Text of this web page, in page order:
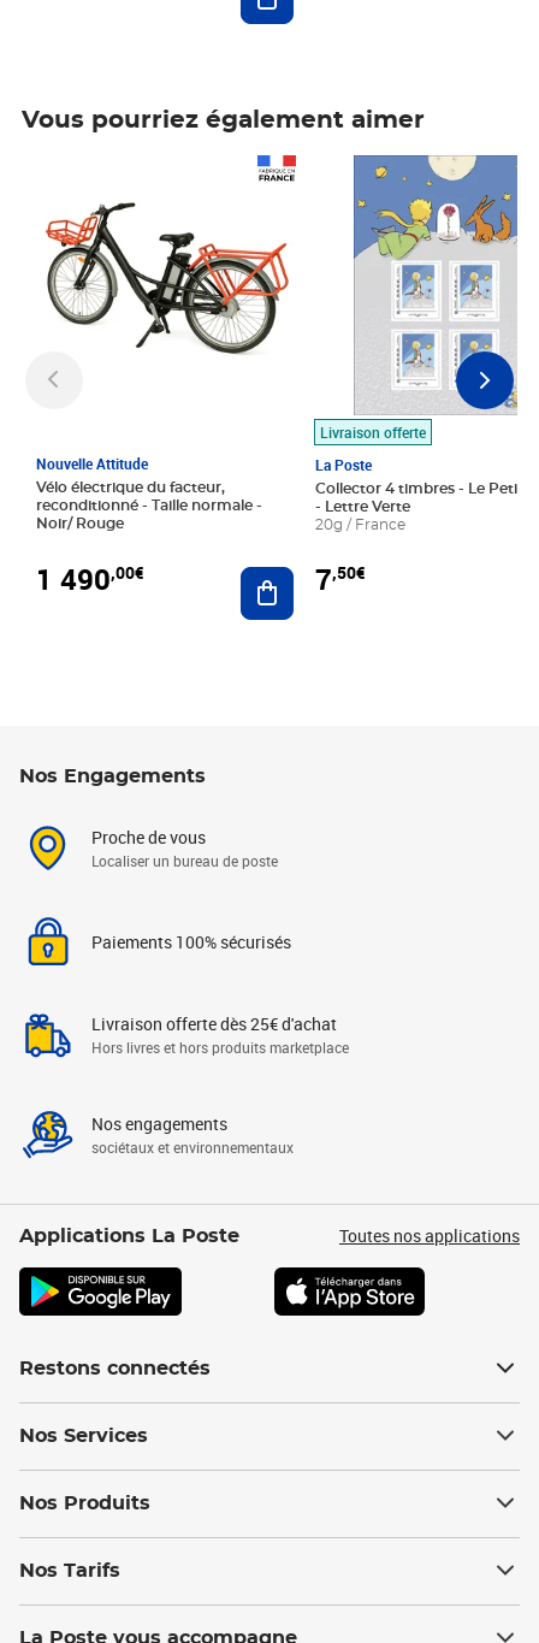
Vous pourriez également aimer
Nouvelle Attitude
Vélo électrique du facteur,
reconditionné - Taille normale -
Noir/ Rouge
1 490,00€ Ajouter au panier
Livraison offerte
La Poste
Collector 4 timbres - Le Petit
- Lettre Verte
20g / France
7,50€
Prix 7,50€
Nos Engagements
Proche de vous
Localiser un bureau de poste
Paiements 100% sécurisés
Livraison offerte dès 25€ d'achat
Hors livres et hors produits marketplace
Nos engagements
sociétaux et environnementaux
Applications La Poste Toutes nos applications
Restons connectés
Nos Services
Nos Produits
Nos Tarifs
La Poste vous accompagne